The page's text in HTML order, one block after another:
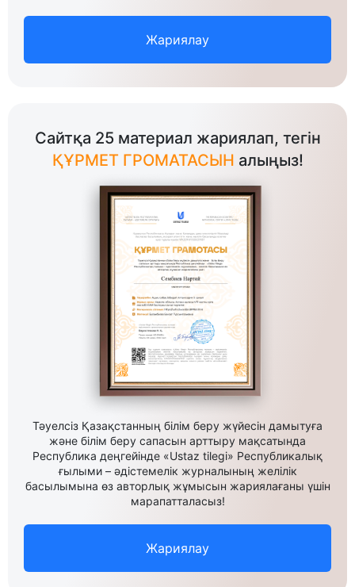
Жариялау
Сайтқа 25 материал жариялап, тегін
ҚҰРМЕТ ГРОМАТАСЫН алыңыз!
Тәуелсіз Қазақстанның білім беру жүйесін дамытуға
және білім беру сапасын арттыру мақсатында
Республика деңгейінде «Ustaz tilegi» Республикалық
ғылыми – әдістемелік журналының желілік
басылымына өз авторлық жұмысын жариялағаны үшін
марапатталасыз!
Жариялау